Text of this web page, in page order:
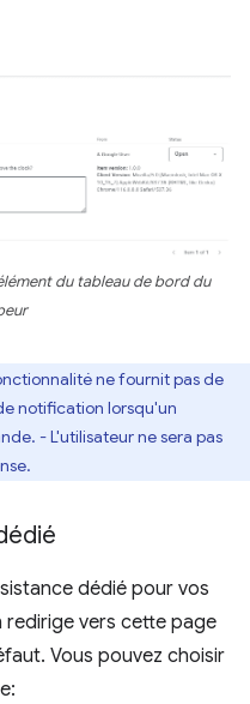
du tableau de bord du
ne fournit pas de
notification lorsqu'un
- L'utilisateur ne sera pas
dédié pour vos
redirige vers cette page
Vous pouvez choisir